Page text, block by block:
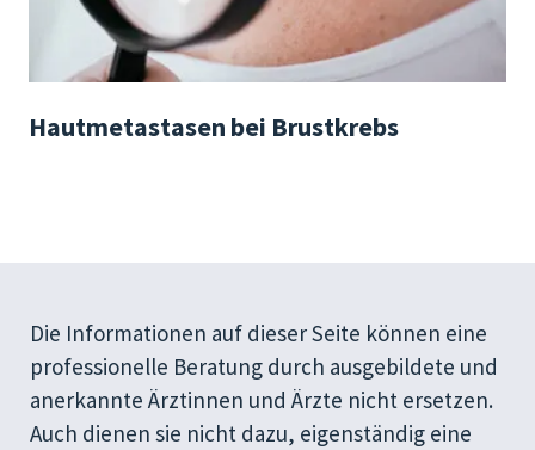
Hautmetastasen bei Brustkrebs
Die Informationen auf dieser Seite können eine
professionelle Beratung durch ausgebildete und
anerkannte Ärztinnen und Ärzte nicht ersetzen.
Auch dienen sie nicht dazu, eigenständig eine